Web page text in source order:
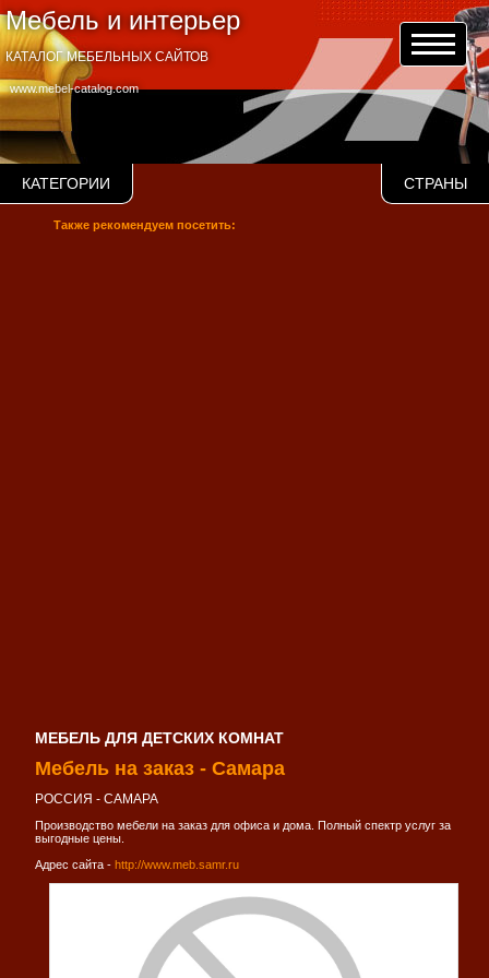
Мебель и интерьер
www.mebel-catalog.com
КАТАЛОГ МЕБЕЛЬНЫХ САЙТОВ
КАТЕГОРИИ СТРАНЫ
Также рекомендуем посетить:
МЕБЕЛЬ ДЛЯ ДЕТСКИХ КОМНАТ
Мебель на заказ - Самара
РОССИЯ - САМАРА
Производство мебели на заказ для офиса и дома. Полный спектр услуг за
выгодные цены.
Адрес сайта - http://www.meb.samr.ru